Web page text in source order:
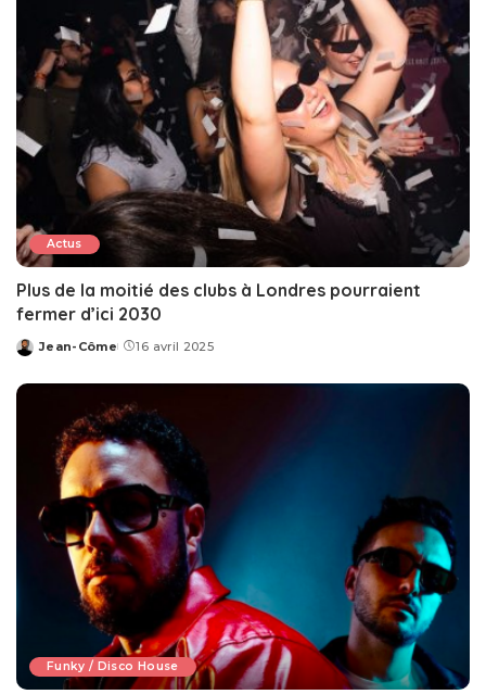
Actus
Plus de la moitié des clubs à Londres pourraient
fermer d’ici 2030
Posted
Jean-Côme 16 avril 2025
Funky / Disco House